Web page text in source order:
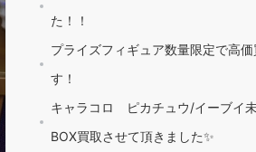
た！！
プライズフィギュア数量限定で高価
す！
キャラコロ ピカチュウ/イーブイ
BOX買取させて頂きました✨